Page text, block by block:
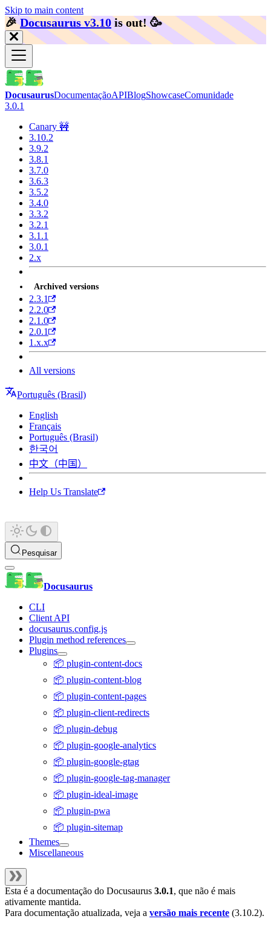
Skip to main content
🎉️Docusaurus v3.10 is out! 🥳️
DocusaurusDocumentaçãoAPIBlogShowcaseComunidade
3.0.1
Canary 🚧
3.10.2
3.9.2
3.8.1
3.7.0
3.6.3
3.5.2
3.4.0
3.3.2
3.2.1
3.1.1
3.0.1
2.x
Archived versions
2.3.1
2.2.0
2.1.0
2.0.1
1.x.x
All versions
Português (Brasil)
English
Français
Português (Brasil)
한국어
中文（中国）
Help Us Translate
Pesquisar
Docusaurus
CLI
Client API
docusaurus.config.js
Plugin method references
Plugins
📦 plugin-content-docs
📦 plugin-content-blog
📦 plugin-content-pages
📦 plugin-client-redirects
📦 plugin-debug
📦 plugin-google-analytics
📦 plugin-google-gtag
📦 plugin-google-tag-manager
📦 plugin-ideal-image
📦 plugin-pwa
📦 plugin-sitemap
Themes
Miscellaneous
Esta é a documentação do Docusaurus 3.0.1, que não é mais
ativamente mantida.
Para documentação atualizada, veja a versão mais recente (3.10.2).